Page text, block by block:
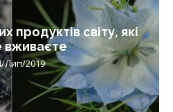
продуктів світу, які
вживаєте
Лип/2019